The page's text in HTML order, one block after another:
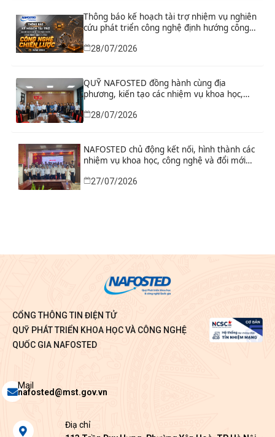
Thông báo kế hoạch tài trợ nhiệm vụ nghiên
cứu phát triển công nghệ định hướng công
nghệ chiến lược năm 2026
28/07/2026
QUỸ NAFOSTED đồng hành cùng địa
phương, kiến tạo các nhiệm vụ khoa học,
phát triển thực tiễn
28/07/2026
NAFOSTED chủ động kết nối, hình thành các
nhiệm vụ khoa học, công nghệ và đổi mới
Bình
27/07/2026
CỔNG THÔNG TIN ĐIỆN TỬ
QUỸ PHÁT TRIỂN KHOA HỌC VÀ CÔNG NGHỆ
QUỐC GIA NAFOSTED
Envelope
Mail
nafosted@mst.gov.vn
Map-
Điạ chỉ